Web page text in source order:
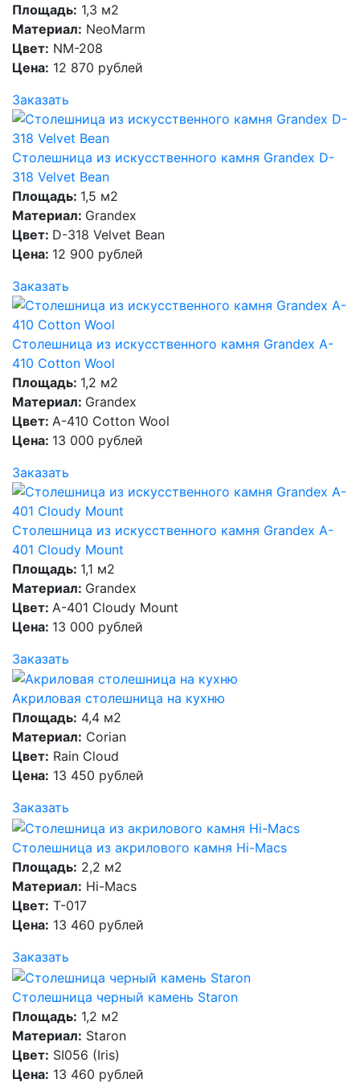
Площадь: 1,3 м2
Материал: NeoMarm
Цвет: NM-208
Цена: 12 870 рублей
Заказать
Столешница из искусственного камня Grandex D-
318 Velvet Bean
Площадь: 1,5 м2
Материал: Grandex
Цвет: D-318 Velvet Bean
Цена: 12 900 рублей
Заказать
Столешница из искусственного камня Grandex A-
410 Cotton Wool
Площадь: 1,2 м2
Материал: Grandex
Цвет: A-410 Cotton Wool
Цена: 13 000 рублей
Заказать
Столешница из искусственного камня Grandex A-
401 Cloudy Mount
Площадь: 1,1 м2
Материал: Grandex
Цвет: A-401 Cloudy Mount
Цена: 13 000 рублей
Заказать
Акриловая столешница на кухню
Площадь: 4,4 м2
Материал: Corian
Цвет: Rain Cloud
Цена: 13 450 рублей
Заказать
Столешница из акрилового камня Hi-Macs
Площадь: 2,2 м2
Материал: Hi-Macs
Цвет: T-017
Цена: 13 460 рублей
Заказать
Столешница черный камень Staron
Площадь: 1,2 м2
Материал: Staron
Цвет: SI056 (Iris)
Цена: 13 460 рублей